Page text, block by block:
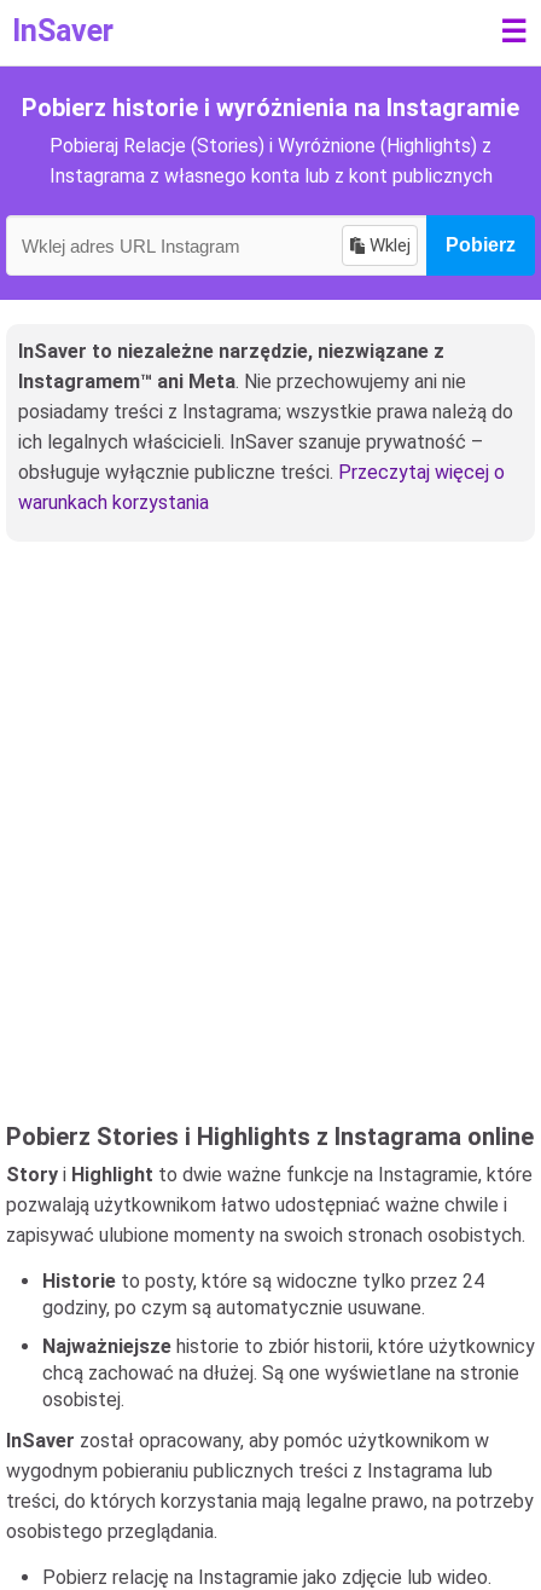
InSaver ☰
Pobierz historie i wyróżnienia na Instagramie
Pobieraj Relacje (Stories) i Wyróżnione (Highlights) z
Instagrama z własnego konta lub z kont publicznych
Wklej Pobierz
InSaver to niezależne narzędzie, niezwiązane z
Instagramem™ ani Meta. Nie przechowujemy ani nie
posiadamy treści z Instagrama; wszystkie prawa należą do
ich legalnych właścicieli. InSaver szanuje prywatność –
obsługuje wyłącznie publiczne treści. Przeczytaj więcej o
warunkach korzystania
Pobierz Stories i Highlights z Instagrama online
Story i Highlight to dwie ważne funkcje na Instagramie, które
pozwalają użytkownikom łatwo udostępniać ważne chwile i
zapisywać ulubione momenty na swoich stronach osobistych.
Historie to posty, które są widoczne tylko przez 24
godziny, po czym są automatycznie usuwane.
Najważniejsze historie to zbiór historii, które użytkownicy
chcą zachować na dłużej. Są one wyświetlane na stronie
osobistej.
InSaver został opracowany, aby pomóc użytkownikom w
wygodnym pobieraniu publicznych treści z Instagrama lub
treści, do których korzystania mają legalne prawo, na potrzeby
osobistego przeglądania.
Pobierz relację na Instagramie jako zdjęcie lub wideo.